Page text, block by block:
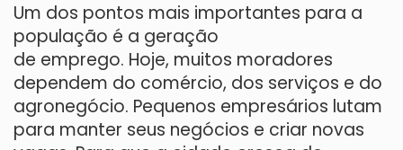
Um dos pontos mais importantes para a
população é a geração
de emprego. Hoje, muitos moradores
dependem do comércio, dos serviços e do
agronegócio. Pequenos empresários lutam
para manter seus negócios e criar novas